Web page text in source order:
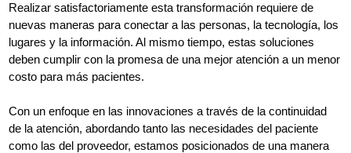
Realizar satisfactoriamente esta transformación requiere de
nuevas maneras para conectar a las personas, la tecnología, los
lugares y la información. Al mismo tiempo, estas soluciones
deben cumplir con la promesa de una mejor atención a un menor
costo para más pacientes.
Con un enfoque en las innovaciones a través de la continuidad
de la atención, abordando tanto las necesidades del paciente
como las del proveedor, estamos posicionados de una manera